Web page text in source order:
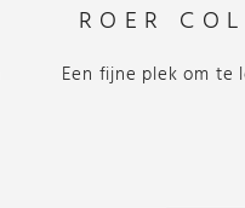
ROER
Een fijne plek om te